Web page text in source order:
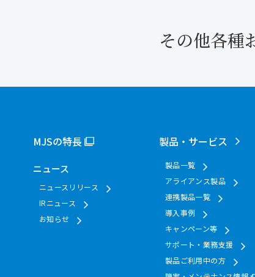
その他各種
MJSの特長
ニュース
ニュースリリース
IRニュース
お知らせ
製品・サービス
製品一覧
アライアンス製品
連携製品一覧
導入事例
キャンペーン等
サポート・業務支援
製品ご利用中の方